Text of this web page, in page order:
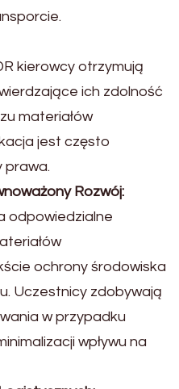
kierowcy otrzymują
ich zdolność
materiałów
jest często
prawa.
Rozwój:
odpowiedzialne
ochrony środowiska
Uczestnicy zdobywają
w przypadku
wpływu na